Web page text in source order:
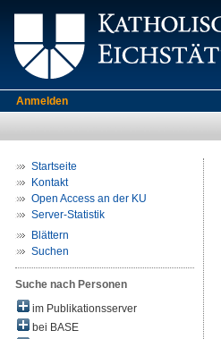
Anmelden
Startseite
Kontakt
Open Access an der KU
Server-Statistik
Blättern
Suchen
Suche nach Personen
im Publikationsserver
bei BASE